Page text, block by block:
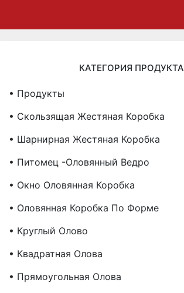
КАТЕГОРИЯ ПРОДУКТА
• Продукты
• Скользящая Жестяная Коробка
• Шарнирная Жестяная Коробка
• Питомец -оловянный Ведро
• Окно Оловянная Коробка
• Оловянная Коробка По Форме
• Круглый Олово
• Квадратная Олова
• Прямоугольная Олова